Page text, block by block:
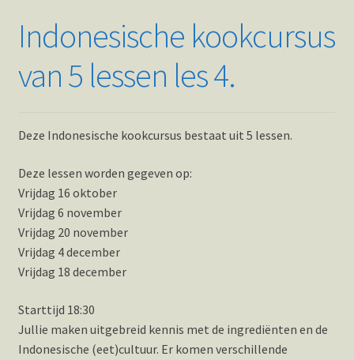
Indonesische kookcursus
van 5 lessen les 4.
Deze Indonesische kookcursus bestaat uit 5 lessen.
Deze lessen worden gegeven op:
Vrijdag 16 oktober
Vrijdag 6 november
Vrijdag 20 november
Vrijdag 4 december
Vrijdag 18 december
Starttijd 18:30
Jullie maken uitgebreid kennis met de ingrediënten en de
Indonesische (eet)cultuur. Er komen verschillende